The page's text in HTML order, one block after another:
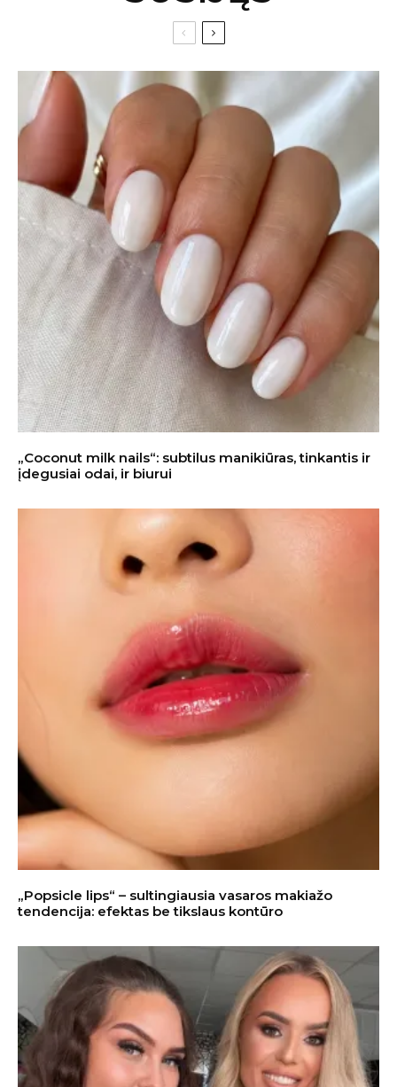
„Coconut milk nails“: subtilus manikiūras, tinkantis ir
įdegusiai odai, ir biurui
„Popsicle lips“ – sultingiausia vasaros makiažo
tendencija: efektas be tikslaus kontūro